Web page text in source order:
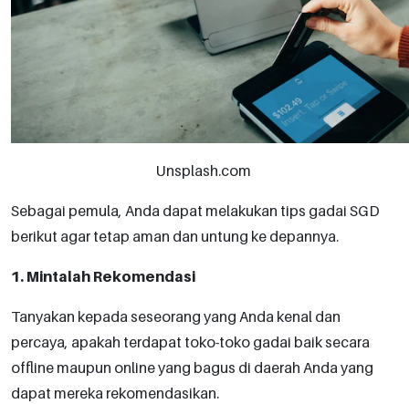
Unsplash.com
Sebagai pemula, Anda dapat melakukan tips gadai SGD
berikut agar tetap aman dan untung ke depannya.
1. Mintalah Rekomendasi
Tanyakan kepada seseorang yang Anda kenal dan
percaya, apakah terdapat toko-toko gadai baik secara
offline maupun online yang bagus di daerah Anda yang
dapat mereka rekomendasikan.